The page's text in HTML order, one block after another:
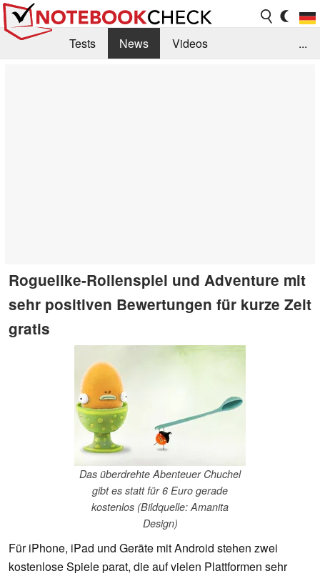
Tests News
Videos
...
Roguelike-Rollenspiel und Adventure mit
sehr positiven Bewertungen für kurze Zeit
gratis
Das überdrehte Abenteuer Chuchel
gibt es statt für 6 Euro gerade
kostenlos (Bildquelle: Amanita
Design)
Für iPhone, iPad und Geräte mit Android stehen zwei
kostenlose Spiele parat, die auf vielen Plattformen sehr